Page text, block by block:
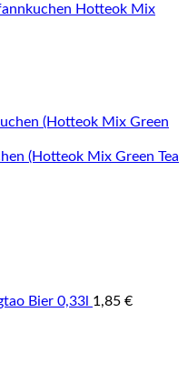
Hotteok Mix
(Hotteok Mix Green Tea
Bier 0,33l 1,85 €